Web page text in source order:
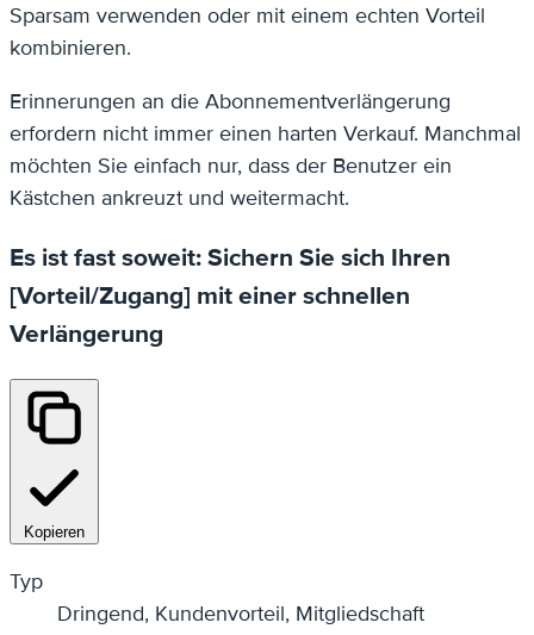
Sparsam verwenden oder mit einem echten Vorteil
kombinieren.
Erinnerungen an die Abonnementverlängerung
erfordern nicht immer einen harten Verkauf. Manchmal
möchten Sie einfach nur, dass der Benutzer ein
Kästchen ankreuzt und weitermacht.
Es ist fast soweit: Sichern Sie sich Ihren
[Vorteil/Zugang] mit einer schnellen
Verlängerung
Kopieren
Typ
Dringend, Kundenvorteil, Mitgliedschaft